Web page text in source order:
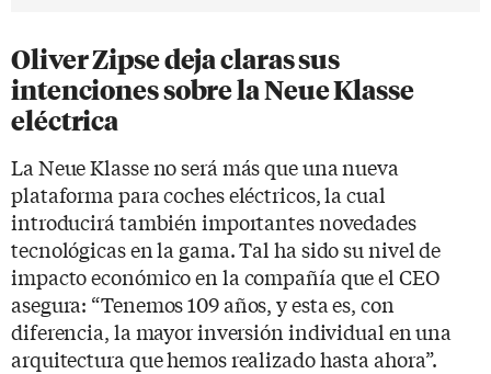
Oliver Zipse deja claras sus
intenciones sobre la Neue Klasse
eléctrica
La Neue Klasse no será más que una nueva
plataforma para coches eléctricos, la cual
introducirá también importantes novedades
tecnológicas en la gama. Tal ha sido su nivel de
impacto económico en la compañía que el CEO
asegura: “Tenemos 109 años, y esta es, con
diferencia, la mayor inversión individual en una
arquitectura que hemos realizado hasta ahora”.